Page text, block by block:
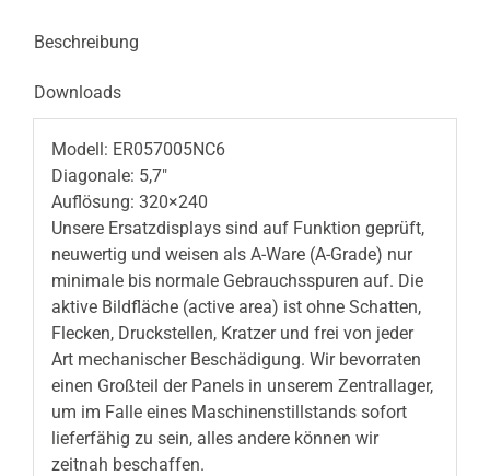
Beschreibung
Downloads
Modell: ER057005NC6
Diagonale: 5,7″
Auflösung: 320×240
Unsere Ersatzdisplays sind auf Funktion geprüft,
neuwertig und weisen als A-Ware (A-Grade) nur
minimale bis normale Gebrauchsspuren auf. Die
aktive Bildfläche (active area) ist ohne Schatten,
Flecken, Druckstellen, Kratzer und frei von jeder
Art mechanischer Beschädigung. Wir bevorraten
einen Großteil der Panels in unserem Zentrallager,
um im Falle eines Maschinenstillstands sofort
lieferfähig zu sein, alles andere können wir
zeitnah beschaffen.